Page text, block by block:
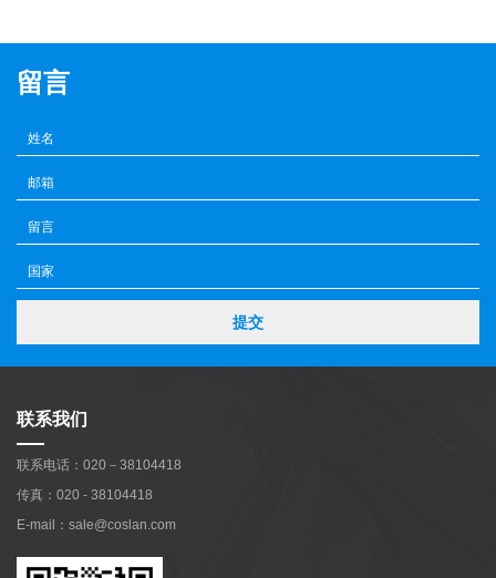
留言
提交
联系我们
联系电话：020－38104418
传真：020 - 38104418
E-mail：sale@coslan.com